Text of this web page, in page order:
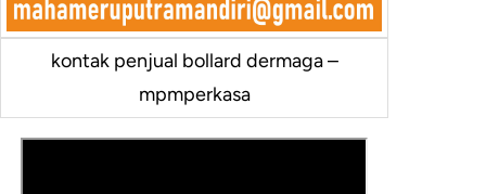
kontak penjual bollard dermaga –
mpmperkasa